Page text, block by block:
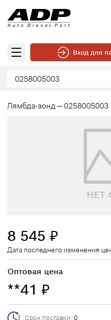
Вход для
Лямбда-зонд —
НЕТ
8 545 ₽
Дата последнего изменения
Оптовая цена
**41 ₽
Срок поставки: 0